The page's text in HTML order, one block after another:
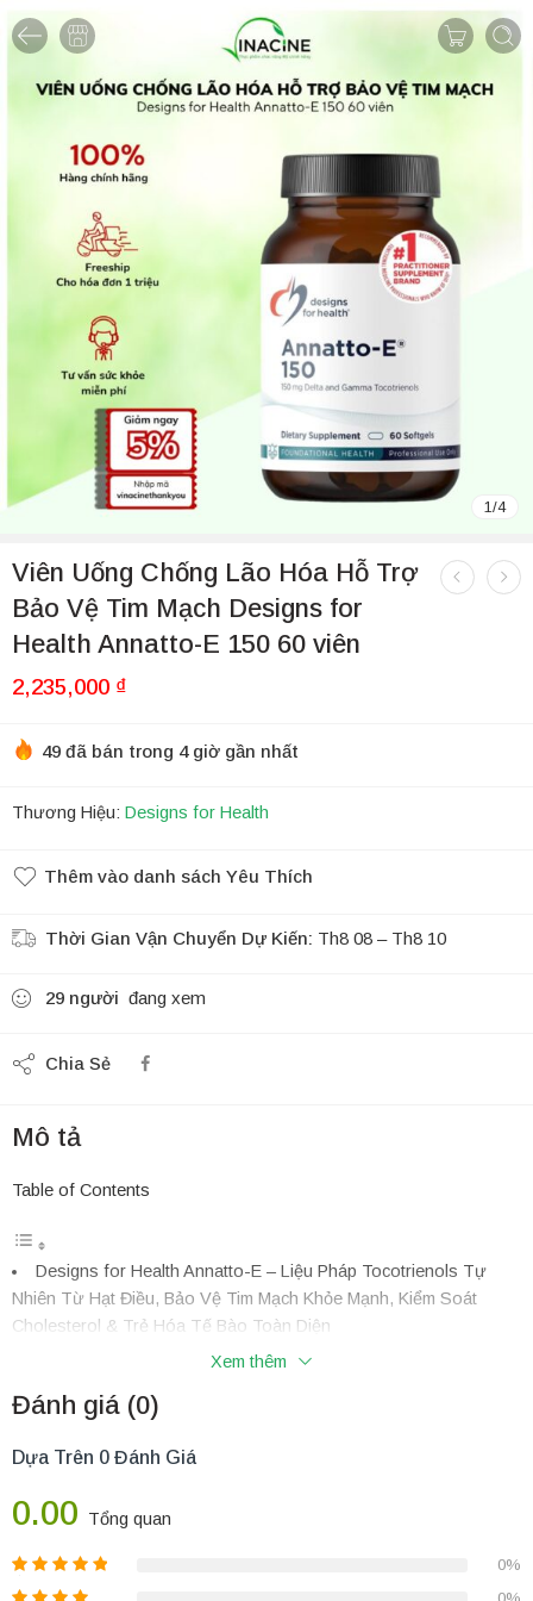
1/4
Viên Uống Chống Lão Hóa Hỗ Trợ
Bảo Vệ Tim Mạch Designs for
Health Annatto-E 150 60 viên
2,235,000 ₫
49 đã bán trong 4 giờ gần nhất
Thương Hiệu: Designs for Health
Thêm vào danh sách Yêu Thích
Thời Gian Vận Chuyển Dự Kiến: Th8 08 – Th8 10
29 người đang xem
Chia Sẻ
Mô tả
Table of Contents
Designs for Health Annatto-E – Liệu Pháp Tocotrienols Tự
Nhiên Từ Hạt Điều, Bảo Vệ Tim Mạch Khỏe Mạnh, Kiểm Soát
Cholesterol & Trẻ Hóa Tế Bào Toàn Diện
Bảng Thành Phần Đạt Chuẩn Tinh Khiết Y Khoa Thượng
Những Ưu Điểm Vượt Trội Của Designs for Health Annatto-
Công Dụng Chính Cho Hệ Tim Mạch Và Sự Trẻ Hóa Cơ
Đối Tượng Sử Sụng Khuyên Dùng
Vì Sao Nên Lựa Chọn Mua Sắm Tại Vinacine?
Xem thêm
Đánh giá (0)
Dựa Trên 0 Đánh Giá
0.00 Tổng quan
0%